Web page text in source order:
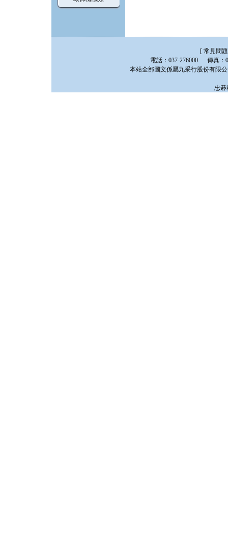
[ 常見問題
電話：037-276000 傳真：
本站全部圖文係屬九采行股份有限
忠碁